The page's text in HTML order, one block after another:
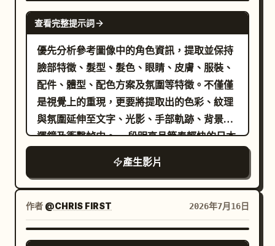
Bot」以小型灰紫色字體平鋪於底部。整體色
調以藍綠色為主，融合水感反光與乾淨的數位
顆粒感。構圖包含多個錯位散落的圖層，傳達
出科幻可愛、閃亮且生動的賽博次文化美學，
並帶有 Y2K 金屬材質濾鏡與增強的氣泡反射
效果。
GROK IMAGINE
查看完整提示詞
優先分析參考圖像中的角色資訊，提取並保持
臉部特徵、髮型、髮色、眼睛、皮膚、服裝、
配件、體型、配色方案及氛圍等特徵。不僅僅
是視覺上的重現，更要將提取出的色彩、紋理
與氛圍延伸至文字、光影、手部軌跡、背景、
運鏡及衝擊幀中。 一段明亮且節奏輕快的日本
元宇宙動漫開場風格舞蹈。角色面向前方，配
合輕快的節奏，連續進行一系列動作：雙手舉
至臉頰兩側 -> 單手向斜上方伸展 -> 另一隻手
叉腰 -> 左右小碎步 -> 雙臂快速在胸前交叉 -
> 雙手向外大幅張開 -> 身體斜傾並微抬單腳 -
> 食指交替指向左右兩側 -> 雙手在臉頰旁輕
產生影片
作者 @CHRIS FIRST 2026年7月16日
GEMINI-OMNI